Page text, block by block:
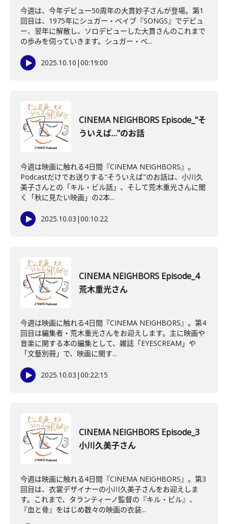
今週は、今年デビュー50周年の大貫妙子さんが登場。第1
回目は、1975年にシュガー・ベイブ『SONGS』でデビュ
ー、翌年に解散し、ソロデビューした大貫さんのこれまで
の歩みを伺っていきます。シュガー・ベ...
2025.10.10 |00:19:00
CINEMA NEIGHBORS Episode_"そ
ういえば…"のお話
今週は映画に触れる4日間『CINEMA NEIGHBORS』。
Podcastだけでお送りする"そういえば"のお話は、小川久
美子さんとの「キル・ビル話」、そして荒木重光さんに聞
く「秋に見たい映画」の2本...
2025.10.03 |00:10:22
CINEMA NEIGHBORS Episode_4
荒木重光さん
今週は映画に触れる4日間『CINEMA NEIGHBORS』。第4
回目は編集者・荒木重光さんをお迎えします。主に映画や
音楽に関する本の編集として、雑誌「EYESCREAM」や
「文藝別冊」で、映画に関す...
2025.10.03 |00:22:15
CINEMA NEIGHBORS Episode_3
小川久美子さん
今週は映画に触れる4日間『CINEMA NEIGHBORS』。第3
回目は、衣裳デザイナーの小川久美子さんをお迎えしま
す。これまで、タランティーノ監督の『キル・ビル』、
『血と骨』をはじめ数々の映画の衣装...